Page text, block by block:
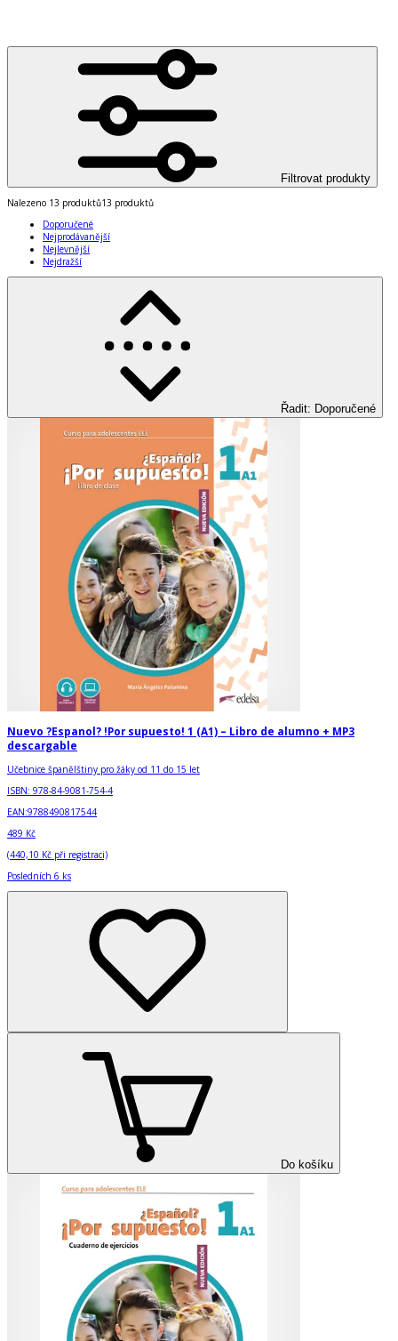
Filtrovat produkty
Nalezeno 13 produktů13 produktů
Doporučené
Nejprodávanější
Nejlevnější
Nejdražší
Řadit: Doporučené
Nuevo ?Espanol? !Por supuesto! 1 (A1) – Libro de alumno + MP3
descargable
Učebnice španělštiny pro žáky od 11 do 15 let
ISBN: 978-84-9081-754-4
EAN:9788490817544
489 Kč
(440,10 Kč při registraci)
Posledních 6 ks
Do košíku